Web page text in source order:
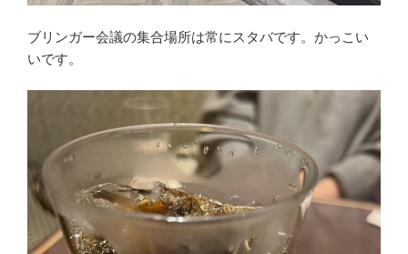
ブリンガー会議の集合場所は常にスタバです。かっこい
いです。